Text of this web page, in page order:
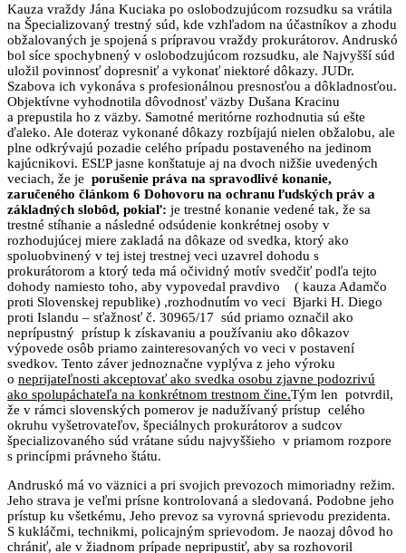
Kauza vraždy Jána Kuciaka po oslobodzujúcom rozsudku sa vrátila
na Špecializovaný trestný súd, kde vzhľadom na účastníkov a zhodu
obžalovaných je spojená s prípravou vraždy prokurátorov. Andruskó
bol síce spochybnený v oslobodzujúcom rozsudku, ale Najvyšší súd
uložil povinnosť dopresniť a vykonať niektoré dôkazy. JUDr.
Szabova ich vykonáva s profesionálnou presnosťou a dôkladnosťou.
Objektívne vyhodnotila dôvodnosť väzby Dušana Kracinu
a prepustila ho z väzby. Samotné meritórne rozhodnutia sú ešte
ďaleko. Ale doteraz vykonané dôkazy rozbíjajú nielen obžalobu, ale
plne odkrývajú pozadie celého prípadu postaveného na jedinom
kajúcnikovi. ESĽP jasne konštatuje aj na dvoch nižšie uvedených
veciach, že je porušenie práva na spravodlivé konanie,
zaručeného článkom 6 Dohovoru na ochranu ľudských práv a
základných slobôd, pokiaľ: je trestné konanie vedené tak, že sa
trestné stíhanie a následné odsúdenie konkrétnej osoby v
rozhodujúcej miere zakladá na dôkaze od svedka, ktorý ako
spoluobvinený v tej istej trestnej veci uzavrel dohodu s
prokurátorom a ktorý teda má očividný motív svedčiť podľa tejto
dohody namiesto toho, aby vypovedal pravdivo ( kauza Adamčo
proti Slovenskej republike) ,rozhodnutím vo veci Bjarki H. Diego
proti Islandu – sťažnosť č. 30965/17 súd priamo označil ako
neprípustný prístup k získavaniu a používaniu ako dôkazov
výpovede osôb priamo zainteresovaných vo veci v postavení
svedkov. Tento záver jednoznačne vyplýva z jeho výroku
o neprijateľnosti akceptovať ako svedka osobu zjavne podozrivú
ako spolupáchateľa na konkrétnom trestnom čine.Tým len potvrdil,
že v rámci slovenských pomerov je nadužívaný prístup celého
okruhu vyšetrovateľov, špeciálnych prokurátorov a sudcov
špecializovaného súd vrátane súdu najvyššieho v priamom rozpore
s princípmi právneho štátu.
Andruskó má vo väznici a pri svojich prevozoch mimoriadny režim.
Jeho strava je veľmi prísne kontrolovaná a sledovaná. Podobne jeho
prístup ku všetkému, Jeho prevoz sa vyrovná sprievodu prezidenta.
S kukláčmi, technikmi, policajným sprievodom. Je naozaj dôvod ho
chrániť, ale v žiadnom prípade nepripustiť, aby sa rozhovoril